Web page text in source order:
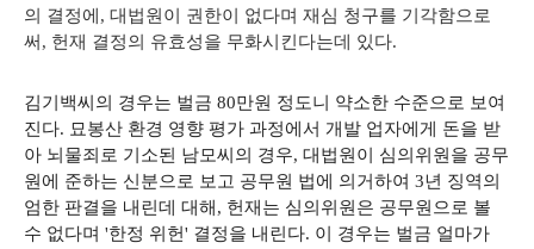
의 결정에, 대법원이 권한이 없다며 재심 청구를 기각함으로
써, 헌재 결정의 유효성을 무화시킨다는데 있다.
김기백씨의 경우는 벌금 80만원 정도니 약소한 수준으로 보여
진다. 묘봉산 환경 영향 평가 과정에서 개발 업자에게 돈을 받
아 뇌물죄로 기소된 남모씨의 경우, 대법원이 심의위원을 공무
원에 준하는 신분으로 보고 공무원 법에 의거하여 3년 징역의
엄한 판결을 내린데 대해, 헌재는 심의위원은 공무원으로 볼
수 없다며 '한정 위헌' 결정을 내린다. 이 경우는 벌금 얼마가